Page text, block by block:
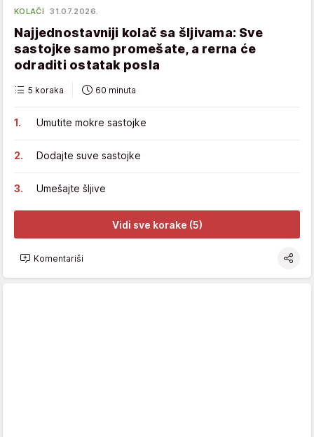
KOLAČI 31.07.2026.
Najjednostavniji kolač sa šljivama: Sve
sastojke samo promešate, a rerna će
odraditi ostatak posla
5 koraka 60 minuta
Umutite mokre sastojke
Dodajte suve sastojke
Umešajte šljive
Vidi sve korake (5)
Komentariši